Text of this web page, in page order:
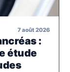
7 août 2026
:
étude